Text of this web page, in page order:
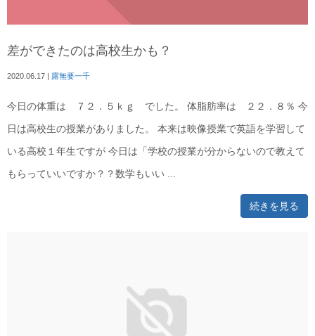
差ができたのは高校生かも？
2020.06.17 | 露無要一千
今日の体重は ７２．５ｋｇ でした。 体脂肪率は ２２．８％ 今
日は高校生の授業がありました。 本来は映像授業で英語を学習して
いる高校１年生ですが 今日は「学校の授業が分からないので教えて
もらっていいですか？？数学もいい ...
続きを見る